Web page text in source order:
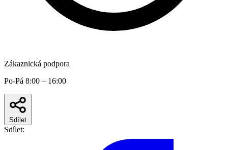
Zákaznická podpora
Po-Pá 8:00 – 16:00
Sdílet
Sdílet: